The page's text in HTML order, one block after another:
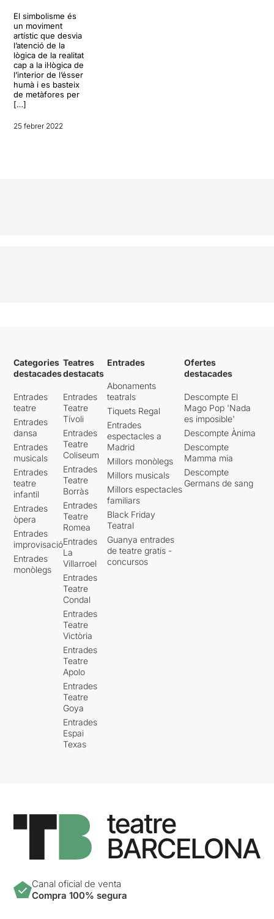
El simbolisme és
un moviment
artístic que desvia
l’atenció de la
lògica de la realitat
cap a la il·lògica de
l’interior de l’ésser
humà i es basteix
de metàfores per
[…]
25 febrer 2022
Categories
destacades
Entrades
teatre
Entrades
dansa
Entrades
musicals
Entrades
teatre
infantil
Entrades
òpera
Entrades
improvisació
Entrades
monòlegs
Teatres
destacats
Entrades
Teatre
Tívoli
Entrades
Teatre
Coliseum
Entrades
Teatre
Borràs
Entrades
Teatre
Romea
Entrades
La
Villarroel
Entrades
Teatre
Condal
Entrades
Teatre
Victòria
Entrades
Teatre
Apolo
Entrades
Teatre
Goya
Entrades
Espai
Texas
Entrades
Abonaments
teatrals
Tiquets Regal
Entrades
espectacles a
Madrid
Millors monòlegs
Millors musicals
Millors espectacles
familiars
Black Friday
Teatral
Guanya entrades
de teatre gratis -
concursos
Ofertes
destacades
Descompte El
Mago Pop 'Nada
es imposible'
Descompte Ànima
Descompte
Mamma mia
Descompte
Germans de sang
Canal oficial de venta
Compra 100% segura